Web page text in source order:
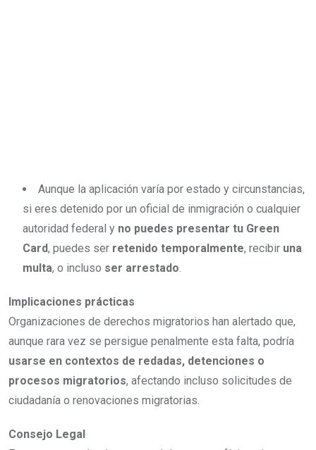
Aunque la aplicación varía por estado y circunstancias,
si eres detenido por un oficial de inmigración o cualquier
autoridad federal y no puedes presentar tu Green
Card, puedes ser retenido temporalmente, recibir una
multa, o incluso ser arrestado
Implicaciones prácticas
Organizaciones de derechos migratorios han alertado que,
aunque rara vez se persigue penalmente esta falta, podría
usarse en contextos de redadas, detenciones o
procesos migratorios, afectando incluso solicitudes de
ciudadanía o renovaciones migratorias.
Consejo Legal